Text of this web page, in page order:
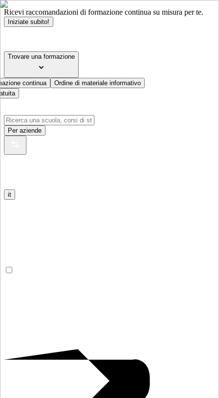
Ricevi raccomandazioni di formazione continua su misura per te.
Iniziate subito!
Trovare una formazione
continua
Ordine di materiale informativo
Per aziende
it